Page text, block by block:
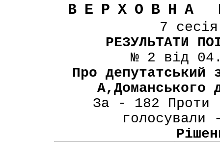
ВЕРХОВНА
7
РЕЗУЛЬТАТИ
№ 2 від
Про депутатський
А,Доманського
За - 182 Проти